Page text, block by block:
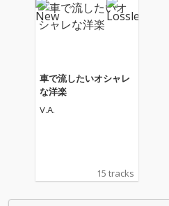
車で流したいオシャレ
な洋楽
V.A.
15 tracks